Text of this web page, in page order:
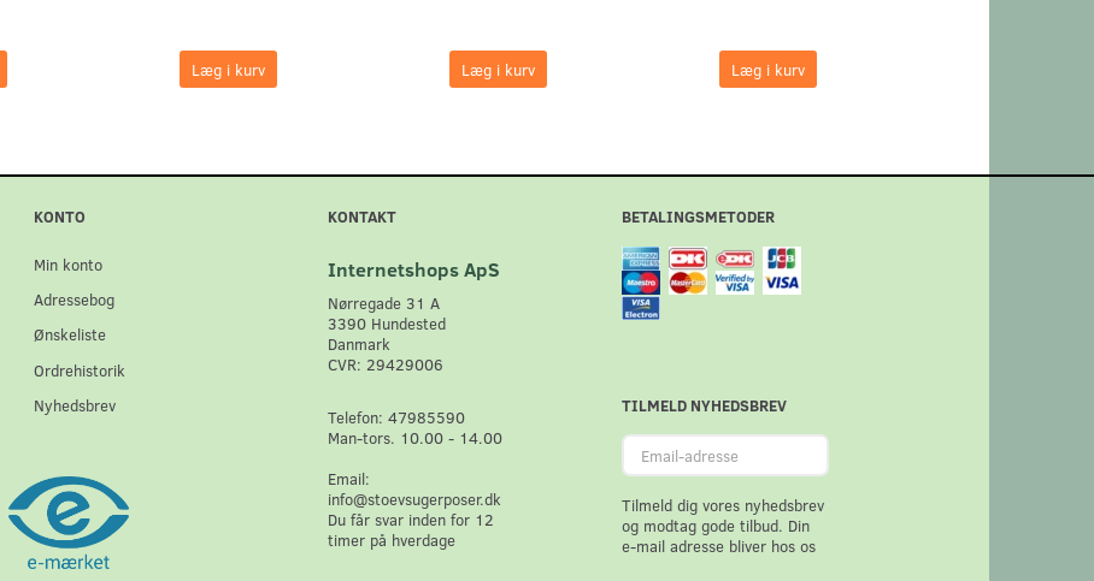
Læg i kurv Læg i kurv Læg i kurv
KONTO
Min konto
Adressebog
Ønskeliste
Ordrehistorik
Nyhedsbrev
KONTAKT
Internetshops ApS
Nørregade 31 A
3390 Hundested
Danmark
CVR: 29429006
Telefon: 47985590
Man-tors. 10.00 - 14.00
Email:
info@stoevsugerposer.dk
Du får svar inden for 12
timer på hverdage
BETALINGSMETODER
TILMELD NYHEDSBREV
Email-
adresse
Tilmeld dig vores nyhedsbrev
og modtag gode tilbud. Din
e-mail adresse bliver hos os